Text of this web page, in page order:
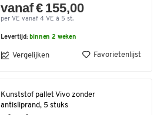
vanaf € 155,00
per VE vanaf 4 VE à 5 st.
Levertijd: binnen 2 weken
Vergelijken Favorietenlijst
Kunststof pallet Vivo zonder
antisliprand, 5 stuks